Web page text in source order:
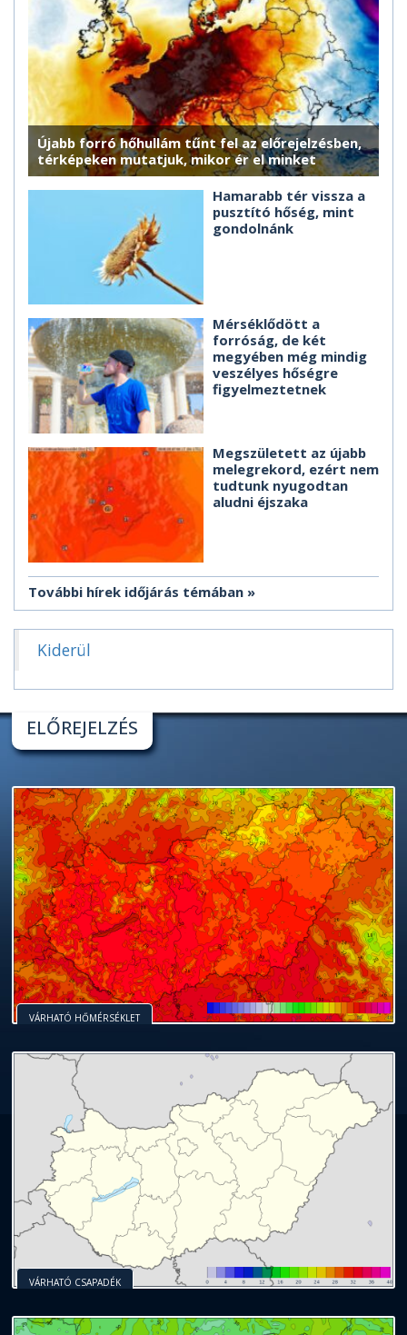
Újabb forró hőhullám tűnt fel az előrejelzésben,
térképeken mutatjuk, mikor ér el minket
Hamarabb tér vissza a
pusztító hőség, mint
gondolnánk
Mérséklődött a
forróság, de két
megyében még mindig
veszélyes hőségre
figyelmeztetnek
Megszületett az újabb
melegrekord, ezért nem
tudtunk nyugodtan
aludni éjszaka
További hírek időjárás témában
Kiderül
ELŐREJELZÉS
VÁRHATÓ HŐMÉRSÉKLET
VÁRHATÓ CSAPADÉK